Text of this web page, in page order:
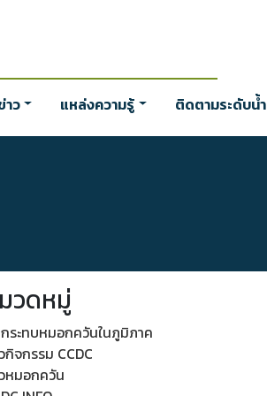
าว แหล่งความรู้ ติดตามระดับน้ำ
วดหมู่
ระทบหมอกควันในภูมิภาค
กิจกรรม CCDC
หมอกควัน